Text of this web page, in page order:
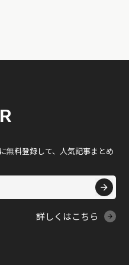
無料登録して、人気記事まとめ
詳しくはこちら